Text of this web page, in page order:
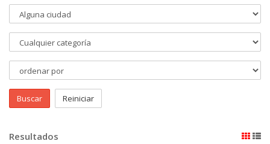
Buscar Reiniciar
Resultados